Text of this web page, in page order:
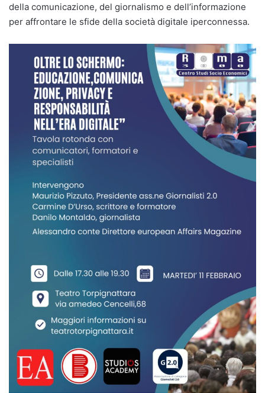
della comunicazione, del giornalismo e dell’informazione
per affrontare le sfide della società digitale iperconnessa.